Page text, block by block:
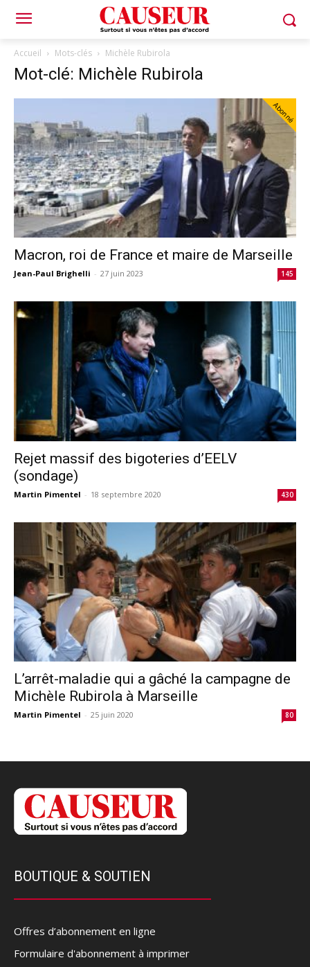
Accueil Mots-clés Michèle Rubirola
Mot-clé: Michèle Rubirola
Abonné
Macron, roi de France et maire de Marseille
Jean-Paul Brighelli - 27 juin 2023 145
Rejet massif des bigoteries d’EELV
(sondage)
Martin Pimentel - 18 septembre 2020 430
L’arrêt-maladie qui a gâché la campagne de
Michèle Rubirola à Marseille
Martin Pimentel - 25 juin 2020 80
BOUTIQUE & SOUTIEN
Offres d’abonnement en ligne
Formulaire d'abonnement à imprimer